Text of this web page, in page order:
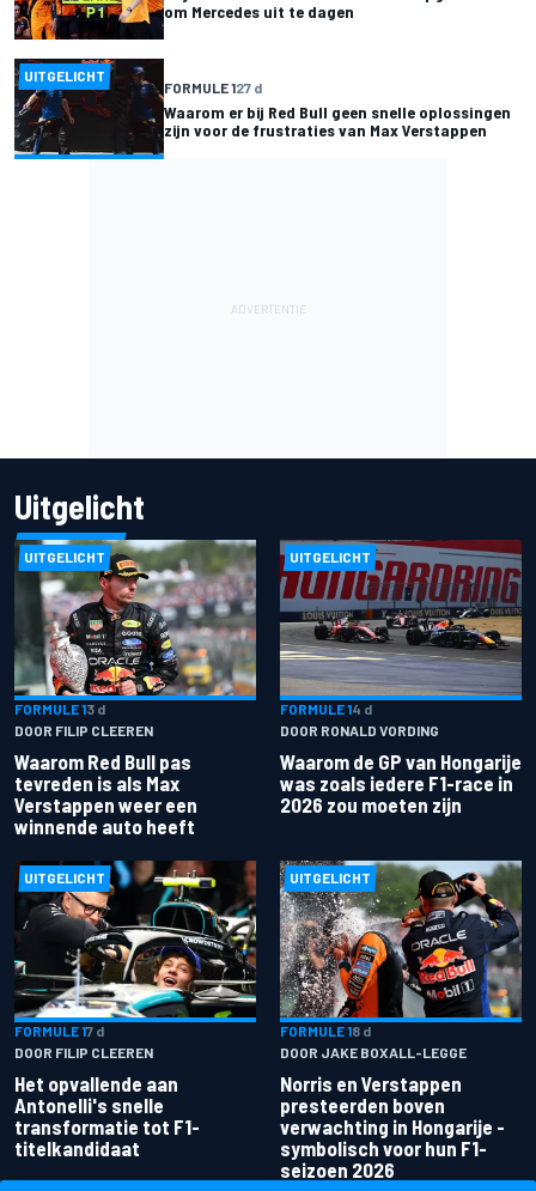
om Mercedes uit te dagen
UITGELICHT
FORMULE 127 d
Waarom er bij Red Bull geen snelle oplossingen
zijn voor de frustraties van Max Verstappen
Uitgelicht
UITGELICHT
FORMULE 13 d
DOOR FILIP CLEEREN
Waarom Red Bull pas
tevreden is als Max
Verstappen weer een
winnende auto heeft
UITGELICHT
FORMULE 14 d
DOOR RONALD VORDING
Waarom de GP van Hongarije
was zoals iedere F1-race in
2026 zou moeten zijn
UITGELICHT
FORMULE 17 d
DOOR FILIP CLEEREN
Het opvallende aan
Antonelli's snelle
transformatie tot F1-
titelkandidaat
UITGELICHT
FORMULE 18 d
DOOR JAKE BOXALL-LEGGE
Norris en Verstappen
presteerden boven
verwachting in Hongarije -
symbolisch voor hun F1-
seizoen 2026